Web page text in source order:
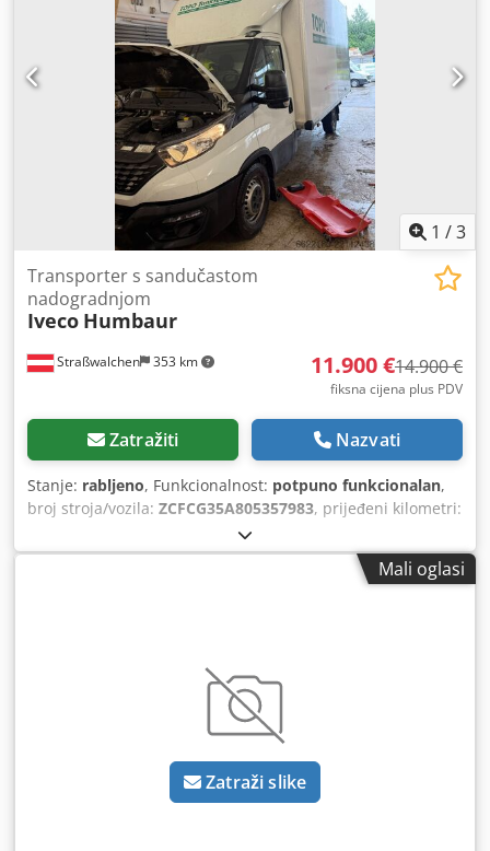
1 /3
Straßwalchen 353 km
Transporter s sandučastom
nadogradnjom
Iveco Humbaur
11.900 €14.900 €
fiksna cijena plus PDV
Zatražiti Nazvati
Stanje: rabljeno, Funkcionalnost: potpuno funkcionalan,
broj stroja/vozila: ZCFCG35A805357983, prijeđeni kilometri:
102,97 kW (140,00 KS)
registracija:08/2020, vrsta goriva:dizel, masa praznog
, sljedeći pregled
ABS, AdBlue, USB priključak, električno upravljanje
prozorima, filtar čestica, klima uređaj, maglenke,
potpuna servisna povijest, registracija vozila, servo
upravljač, tempomat, zračni jastuk
Humbaur sandučarskom nadogradnjom – godina
proizvodnje 2020 Na prodaju je dobro održavan i odmah
spreman za upotrebu Iveco Daily s Humbaur
Mali oglasi
Zatraži slike